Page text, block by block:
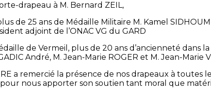
drapeau à M. Bernard ZEIL,
de 25 ans de Médaille Militaire M. Kamel
adjoint de l’ONAC VG du GARD
de Vermeil, plus de 20 ans d’ancienneté dans
André, M. Jean-Marie ROGER et M. Jean-Marie
a remercié la présence de nos drapeaux à toutes
nous apporter son soutien tant moral que